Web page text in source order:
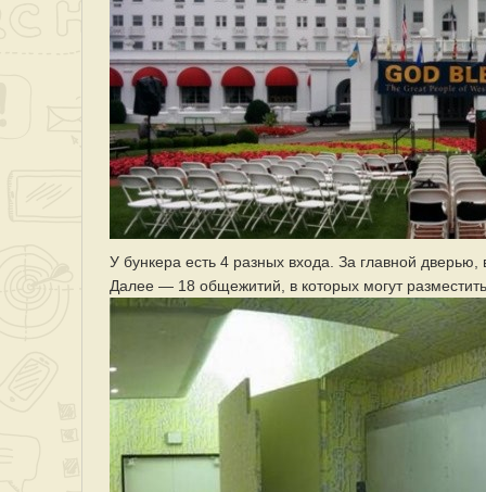
У бункера есть 4 разных входа. За главной
Далее — 18 общежитий, в которых могут